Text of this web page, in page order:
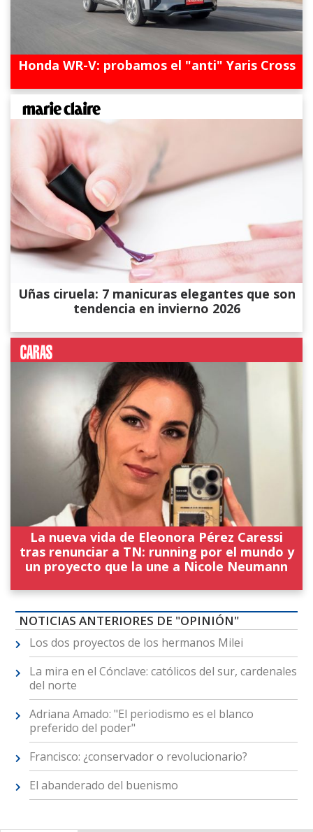
Honda WR-V: probamos el "anti" Yaris Cross
Uñas ciruela: 7 manicuras elegantes que son
tendencia en invierno 2026
La nueva vida de Eleonora Pérez Caressi
tras renunciar a TN: running por el mundo y
un proyecto que la une a Nicole Neumann
NOTICIAS ANTERIORES DE "OPINIÓN"
Los dos proyectos de los hermanos Milei
La mira en el Cónclave: católicos del sur, cardenales
del norte
Adriana Amado: "El periodismo es el blanco
preferido del poder"
Francisco: ¿conservador o revolucionario?
El abanderado del buenismo